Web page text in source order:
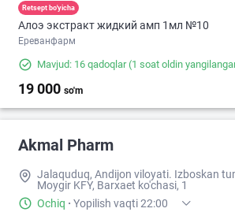
Retsept bo'yicha
Алоэ экстракт жидкий амп 1мл №10
Ереванфарм
Mavjud: 16 qadoqlar(1 soat oldin
19 000 so'm
Akmal Pharm
Jalaquduq, Andijon viloyati. Izboskan
Moygir KFY, Barxaet ko'chasi, 1
Ochiq · Yopilish vaqti 22:00